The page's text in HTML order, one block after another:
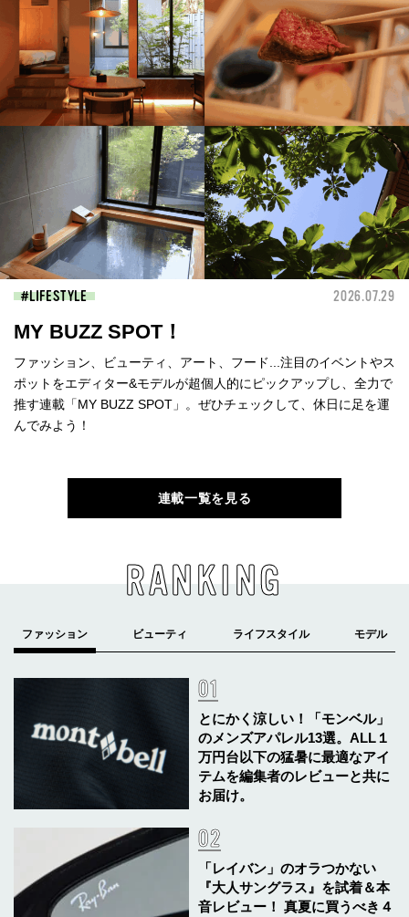
LIFESTYLE 2026.07.29
MY BUZZ SPOT！
ファッション、ビューティ、アート、フード...注目のイベントやス
ポットをエディター&モデルが超個人的にピックアップし、全力で
推す連載「MY BUZZ SPOT」。ぜひチェックして、休日に足を運
んでみよう！
連載一覧を見る
RANKING
とにかく涼しい！「モンベル」
のメンズアパレル13選。ALL１
万円台以下の猛暑に最適なアイ
テムを編集者のレビューと共に
お届け。
「レイバン」のオラつかない
『大人サングラス』を試着＆本
音レビュー！ 真夏に買うべき４